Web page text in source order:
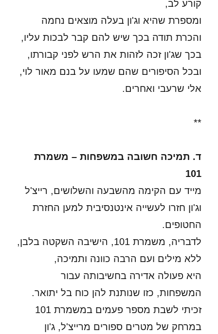
קורע לב,
ומספרת שהיא וג'ון בעלה מוצאים נחמה
והכרת תודה בכך שיש להם קבר לבכות עליו,
בכך שג'ון זכה לזהות את הרש לפני קבורתו,
ובכל הסיפורים שהם שמעו על בנם מאור לוי,
אלי שרעבי ואחרים.
**
ד. תמיכה חשובה במשפחות – משמרת
101
מייד עם הקימה מהשבעה והשלושים, רייצ'ל
וג'ון חזרו לעשייה אינטנסיבית למען החזרת
החטופים.
לדבריה, משמרת 101, הישיבה השקטה בלבן,
ללא מילים ועם הרבה כוונה ותמיכה,
היא פעולה אדירה בחשיבותה עבור
המשפחות, כזו שנותנת להן כוח בל יתואר.
זכיתי לשבת מספר פעמים במשמרת 101
במרחק של מטרים ספורים מרייצ'ל, ג'ון